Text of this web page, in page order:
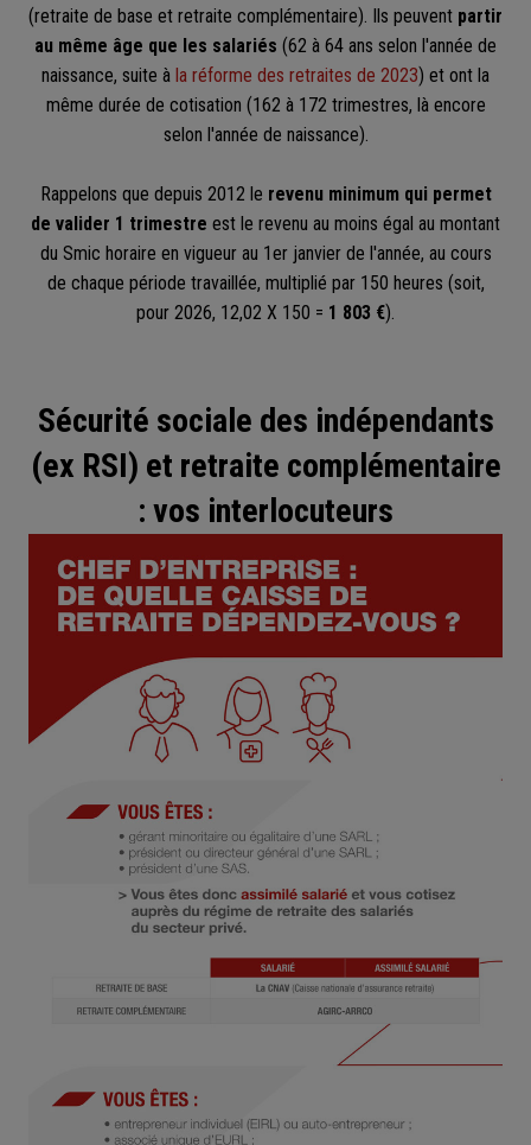
(retraite de base et retraite complémentaire). Ils peuvent partir
au même âge que les salariés (62 à 64 ans selon l'année de
naissance, suite à la réforme des retraites de 2023) et ont la
même durée de cotisation (162 à 172 trimestres, là encore
selon l'année de naissance).
Rappelons que depuis 2012 le revenu minimum qui permet
de valider 1 trimestre est le revenu au moins égal au montant
du Smic horaire en vigueur au 1er janvier de l'année, au cours
de chaque période travaillée, multiplié par 150 heures (soit,
pour 2026, 12,02 X 150 = 1 803 €).
Sécurité sociale des indépendants
(ex RSI) et retraite complémentaire
: vos interlocuteurs